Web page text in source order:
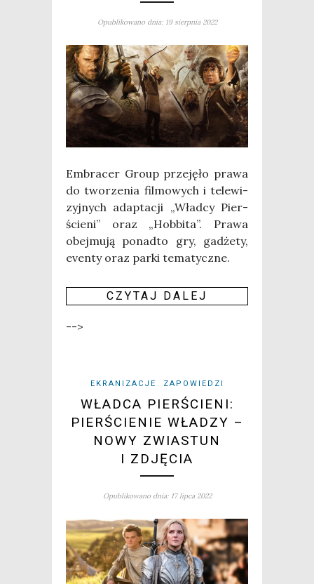
Opublikowano dnia: 19 sierpnia 2022
Embra­cer Gro­up prze­ję­ło pra­wa
do two­rze­nia fil­mo­wych i tele­wi­
zyj­nych adap­ta­cji „Wład­cy Pier­
ście­ni” oraz „Hob­bi­ta”. Pra­wa
obej­mu­ją ponad­to gry, gadże­ty,
even­ty oraz par­ki tema­tycz­ne.
CZY­TAJ DALEJ
-->
EKRANIZACJE ZAPOWIEDZI
WŁADCA PIERŚCIENI:
PIERŚCIENIE WŁADZY –
NOWY ZWIASTUN
I ZDJĘCIA
Opublikowano dnia: 17 lipca 2022